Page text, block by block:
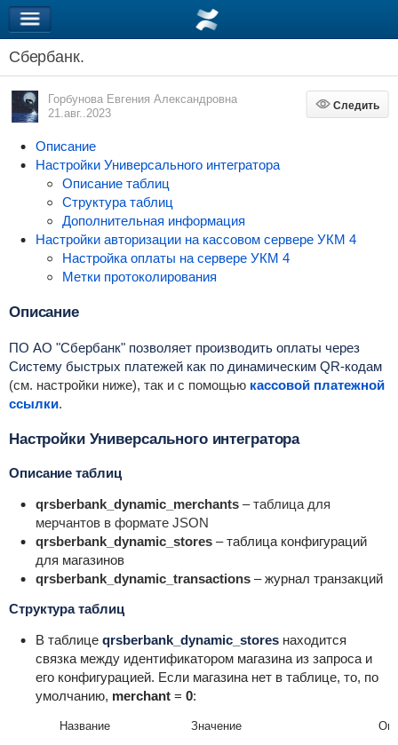
Сбербанк.
Горбунова Евгения Александровна
21.авг..2023
Следить
Следить
Описание
Настройки Универсального интегратора
Описание таблиц
Структура таблиц
Дополнительная информация
Настройки авторизации на кассовом сервере УКМ 4
Настройка оплаты на сервере УКМ 4
Метки протоколирования
Описание
ПО АО "Сбербанк" позволяет производить оплаты через
Систему быстрых платежей как по динамическим QR-кодам
(см. настройки ниже), так и с помощью кассовой платежной
ссылки.
Настройки Универсального интегратора
Описание таблиц
qrsberbank_dynamic_merchants–таблица для
мерчантов в формате JSON
qrsberbank_dynamic_stores– таблица конфигураций
для магазинов
qrsberbank_dynamic_transactions– журнал транзакций
Структура таблиц
В таблице qrsberbank_dynamic_storesнаходится
связка между идентификатором магазина из запроса и
его конфигурацией. Если магазина нет в таблице, то, по
умолчанию, merchant= 0:
Название Значение